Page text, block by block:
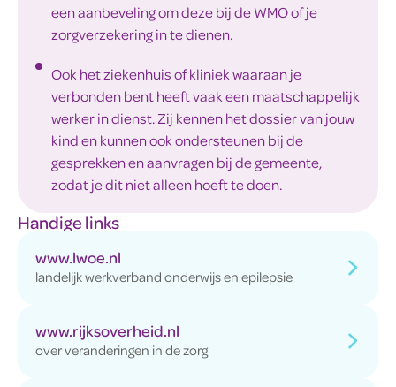
een aanbeveling om deze bij de WMO of je
zorgverzekering in te dienen.
Ook het ziekenhuis of kliniek waaraan je
verbonden bent heeft vaak een maatschappelijk
werker in dienst. Zij kennen het dossier van jouw
kind en kunnen ook ondersteunen bij de
gesprekken en aanvragen bij de gemeente,
zodat je dit niet alleen hoeft te doen.
Handige links
www.lwoe.nl
landelijk werkverband onderwijs en epilepsie
www.rijksoverheid.nl
over veranderingen in de zorg